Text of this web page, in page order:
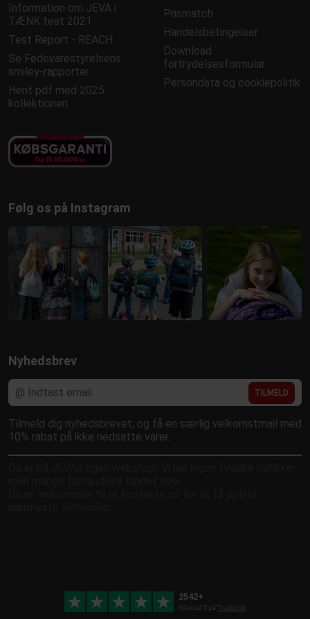
Information om JEVA i
TÆNK test 2021
Test Report - REACH
Se Fødevarestyrelsens
smiley-rapporter
Hent pdf med 2025
kollektionen
Prismatch
Handelsbetingelser
Download
fortrydelsesformular
Persondata og cookiepolitik
Følg os på Instagram
Nyhedsbrev
TILMELD
Tilmeld dig nyhedsbrevet, og få en særlig velkomstmail med
10% rabat på ikke nedsatte varer.
2542+
4,9 ud af 5 på Trustpilot